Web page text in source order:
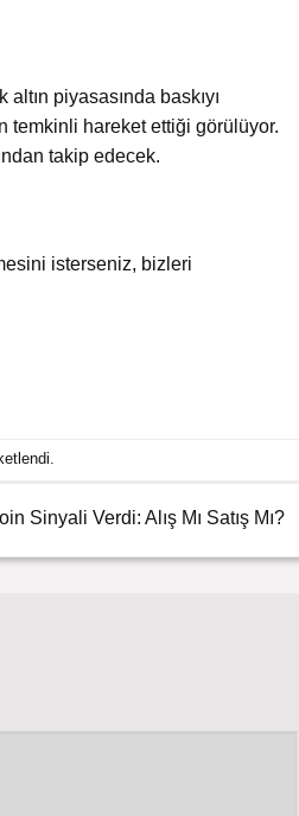
piyasasında baskıyı
temkinli hareket ettiği görülüyor.
takip edecek.
isterseniz, bizleri
Sinyali Verdi: Alış Mı Satış Mı?